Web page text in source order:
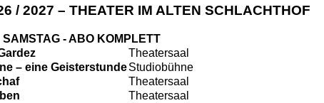
/ 2027 – THEATER IM ALTEN SCHLACHTHOF
SAMSTAG - ABO KOMPLETT
Theatersaal
– eine GeisterstundeStudiobühne
Theatersaal
Theatersaal